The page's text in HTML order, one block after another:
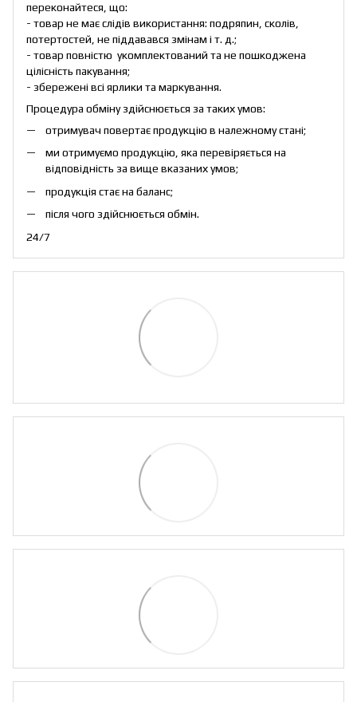
переконайтеся, що:
- товар не має слідів використання: подряпин, сколів,
потертостей, не піддавався змінам і т. д.;
- товар повністю укомплектований та не пошкоджена
цілісність пакування;
- збережені всі ярлики та маркування.
Процедура обміну здійснюється за таких умов:
отримувач повертає продукцію в належному стані;
ми отримуємо продукцію, яка перевіряється на
відповідність за вище вказаних умов;
продукція стає на баланс;
після чого здійснюється обмін.
24/7